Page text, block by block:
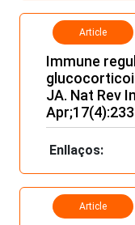
Article
Immune
JA. Nat Rev
Enllaços:
Article